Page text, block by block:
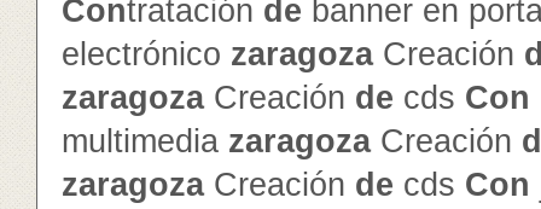
Contratación de banner en
electrónico zaragozaCreación
zaragozaCreación de cds Con
multimedia zaragozaCreación
zaragozaCreación de cds Con